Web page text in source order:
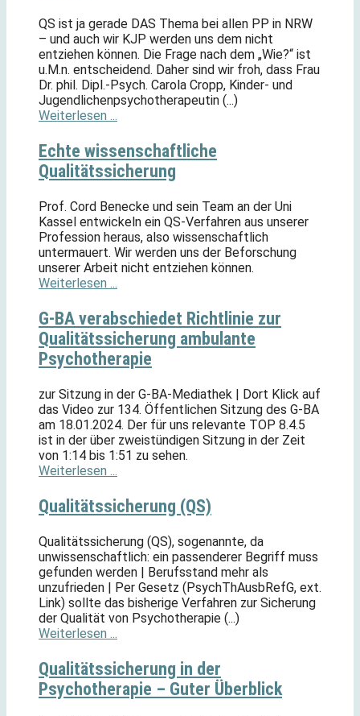
QS ist ja gerade DAS Thema bei allen PP in NRW
– und auch wir KJP werden uns dem nicht
entziehen können. Die Frage nach dem „Wie?“ ist
u.M.n. entscheidend. Daher sind wir froh, dass Frau
Dr. phil. Dipl.-Psych. Carola Cropp, Kinder- und
Jugendlichenpsychotherapeutin (...)
Weiterlesen ...
Echte wissenschaftliche
Qualitätssicherung
Prof. Cord Benecke und sein Team an der Uni
Kassel entwickeln ein QS-Verfahren aus unserer
Profession heraus, also wissenschaftlich
untermauert. Wir werden uns der Beforschung
unserer Arbeit nicht entziehen können.
Weiterlesen ...
G-BA verabschiedet Richtlinie zur
Qualitätssicherung ambulante
Psychotherapie
zur Sitzung in der G-BA-Mediathek | Dort Klick auf
das Video zur 134. Öffentlichen Sitzung des G-BA
am 18.01.2024. Der für uns relevante TOP 8.4.5
ist in der über zweistündigen Sitzung in der Zeit
von 1:14 bis 1:51 zu sehen.
Weiterlesen ...
Qualitätssicherung (QS)
Qualitätssicherung (QS), sogenannte, da
unwissenschaftlich: ein passenderer Begriff muss
gefunden werden | Berufsstand mehr als
unzufrieden | Per Gesetz (PsychThAusbRefG, ext.
Link) sollte das bisherige Verfahren zur Sicherung
der Qualität von Psychotherapie (...)
Weiterlesen ...
Qualitätssicherung in der
Psychotherapie – Guter Überblick